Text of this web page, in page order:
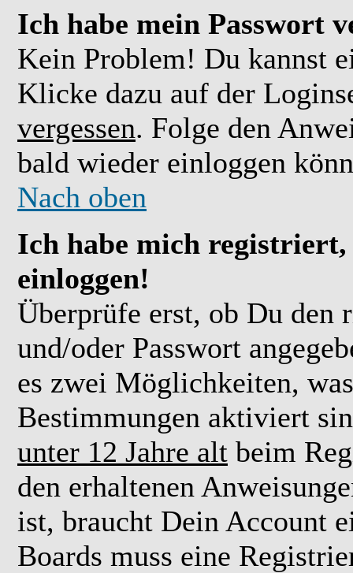
Ich habe mein Passwort
Kein Problem! Du kannst
Klicke dazu auf der
vergessen. Folge den
bald wieder einloggen
Nach oben
Ich habe mich
einloggen!
Überprüfe erst, ob Du den
und/oder Passwort
es zwei Möglichkeiten,
Bestimmungen aktiviert
unter 12 Jahre alt beim
den erhaltenen
ist, braucht Dein Account
Boards muss eine